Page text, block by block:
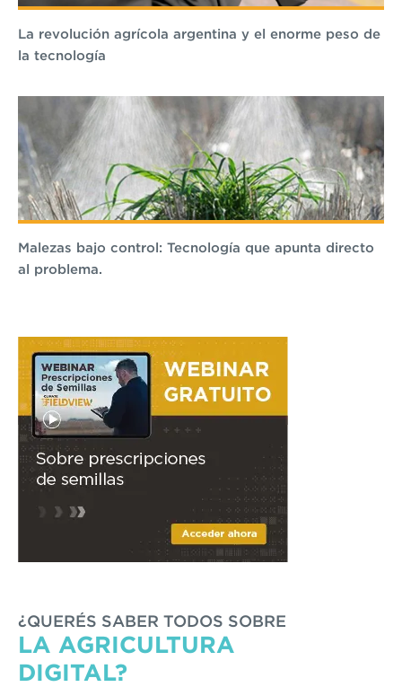
La revolución agrícola argentina y el enorme peso de
la tecnología
Malezas bajo control: Tecnología que apunta directo
al problema.
¿QUERÉS SABER TODOS SOBRE
LA AGRICULTURA
DIGITAL?